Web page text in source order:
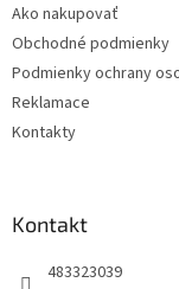
Ako nakupovať
Obchodné podmienky
Podmienky ochrany
Reklamace
Kontakty
Kontakt
483323039